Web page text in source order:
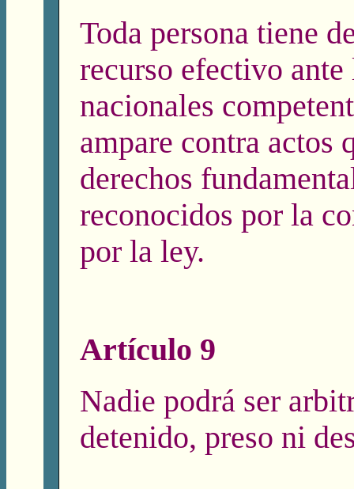
Toda persona tiene
recurso efectivo
nacionales
ampare contra actos
derechos
reconocidos por la
por la ley.
Artículo 9
Nadie podrá ser
detenido, preso ni